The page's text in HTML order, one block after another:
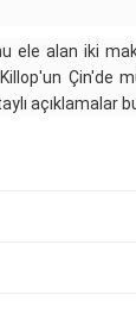
ele alan iki
Çin'de
açıklamalar